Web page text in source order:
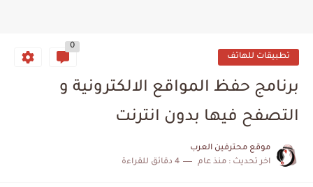
تطبيقات للهاتف
0
برنامج حفظ المواقع الالكترونية و
التصفح فيها بدون انترنت
موقع محترفين العرب
اخر تحديث : منذ عام 4 دقائق للقراءة